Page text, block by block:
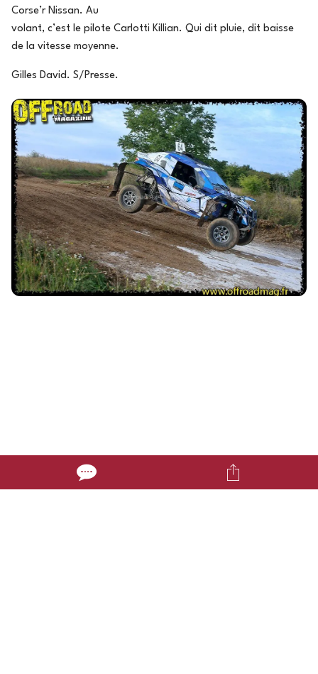
Corse’r Nissan. Au
volant, c’est le pilote Carlotti Killian. Qui dit pluie, dit baisse
de la vitesse moyenne.
Gilles David. S/Presse.